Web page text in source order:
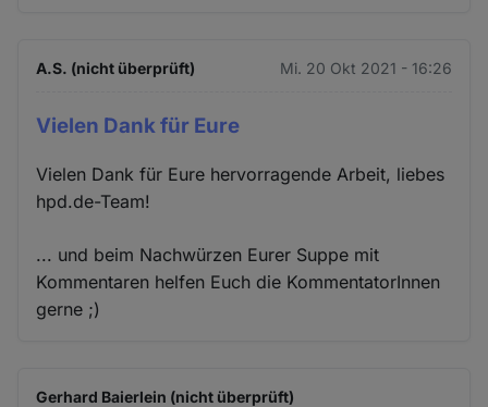
A.S. (nicht überprüft) Mi. 20 Okt 2021 - 16:26
Vielen Dank für Eure
Vielen Dank für Eure hervorragende Arbeit, liebes
hpd.de-Team!
... und beim Nachwürzen Eurer Suppe mit
Kommentaren helfen Euch die KommentatorInnen
gerne ;)
Gerhard Baierlein (nicht überprüft)